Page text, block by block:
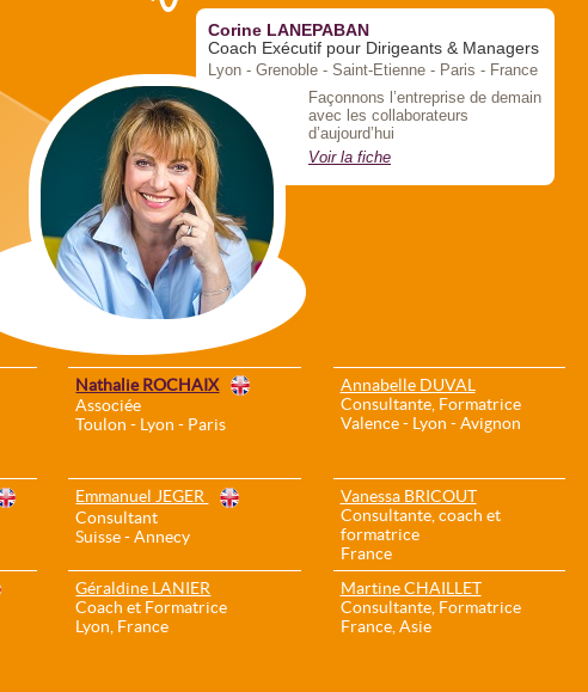
Corine LANEPABAN
Coach Exécutif pour Dirigeants & Managers
Lyon - Grenoble - Saint-Etienne - Paris - France
Façonnons l’entreprise de demain
avec les collaborateurs
d’aujourd’hui
Voir la fiche
Nathalie ROCHAIX
Associée
Toulon - Lyon - Paris
Annabelle DUVAL
Consultante, Formatrice
Valence - Lyon - Avignon
Emmanuel JEGER
Consultant
Suisse - Annecy
Vanessa BRICOUT
Consultante, coach et
formatrice
France
Géraldine LANIER
Coach et Formatrice
Lyon, France
Martine CHAILLET
Consultante, Formatrice
France, Asie